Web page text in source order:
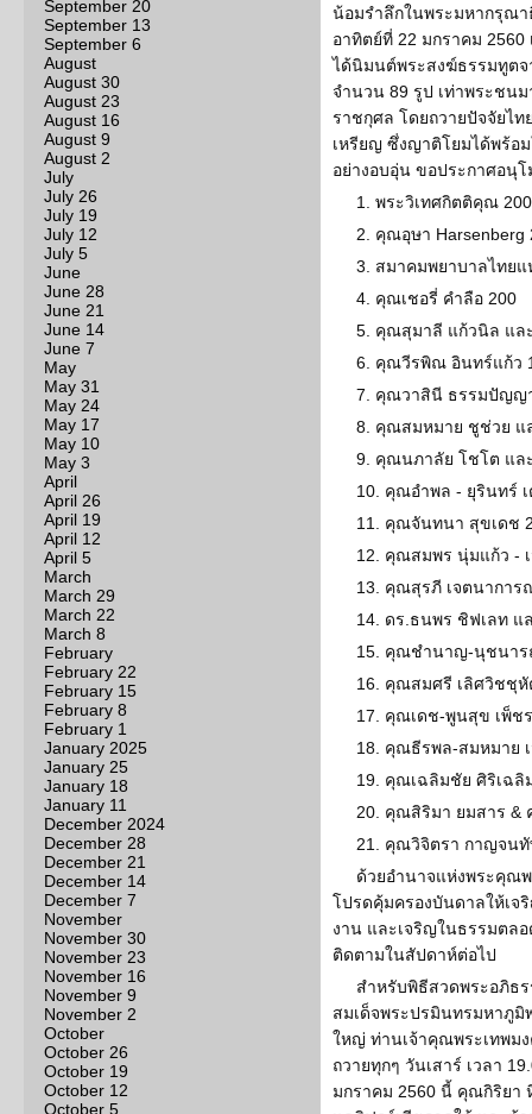
September 20
September 13
September 6
August
August 30
August 23
August 16
August 9
August 2
July
July 26
July 19
July 12
July 5
June
June 28
June 21
June 14
June 7
May
May 31
May 24
May 17
May 10
May 3
April
April 26
April 19
April 12
April 5
March
March 29
March 22
March 8
February
February 22
February 15
February 8
February 1
January 2025
January 25
January 18
January 11
December 2024
December 28
December 21
December 14
December 7
November
November 30
November 23
November 16
November 9
November 2
October
October 26
October 19
October 12
October 5
น้อมรำลึกในพระมหากรุณ
อาทิตย์ที่ 22 มกราคม 2560
ได้นิมนต์พระสงฆ์ธรรมทูตจ
จำนวน 89 รูป เท่าพระชน
ราชกุศล โดยถวายปัจจัยไ
เหรียญ ซึ่งญาติโยมได้พร้อ
อย่างอบอุ่น ขอประกาศอนุ
1. พระวิเทศกิตติคุณ 200
2. คุณอุษา Harsenberg
3. สมาคมพยาบาลไทยแ
4. คุณเชอรี่ คำลือ 200
5. คุณสุมาลี แก้วนิล แล
6. คุณวีรพิณ อินทร์แก้ว
7. คุณวาสินี ธรรมปัญญ
8. คุณสมหมาย ชูช่วย แ
9. คุณนภาลัย โชโต แล
10. คุณอำพล - ยุรินทร์
11. คุณจันทนา สุขเดช
12. คุณสมพร นุ่มแก้ว -
13. คุณสุรภี เจตนาการ
14. ดร.ธนพร ชิฟเลท แ
15. คุณชำนาญ-นุชนาร
16. คุณสมศรี เลิศวิชชุ
17. คุณเดช-พูนสุข เพ็ช
18. คุณธีรพล-สมหมาย
19. คุณเฉลิมชัย ศิริเฉลิ
20. คุณสิริมา ยมสาร &
21. คุณวิจิตรา กาญจนทั
ด้วยอำนาจแห่งพระคุณ
โปรดคุ้มครองบันดาลให้เจ
งาน และเจริญในธรรมตล
ติดตามในสัปดาห์ต่อไป
สำหรับพิธีสวดพระอภิธ
สมเด็จพระปรมินทรมหาภูมิ
ใหญ่ ท่านเจ้าคุณพระเทพม
ถวายทุกๆ วันเสาร์ เวลา
มกราคม 2560 นี้ คุณกิริยา